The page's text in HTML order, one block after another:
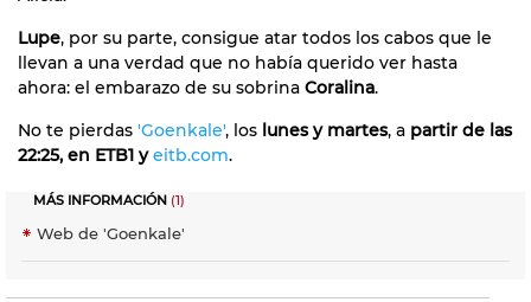
Lupe, por su parte, consigue atar todos los cabos que le
llevan a una verdad que no había querido ver hasta
ahora: el embarazo de su sobrina Coralina.
No te pierdas 'Goenkale', los lunes y martes, a partir de las
22:25, en ETB1 yeitb.com.
MÁS INFORMACIÓN (1)
Web de 'Goenkale'